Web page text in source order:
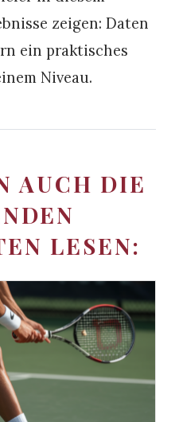
zeigen: Daten
ein praktisches
Niveau.
AUCH DIE
LESEN: